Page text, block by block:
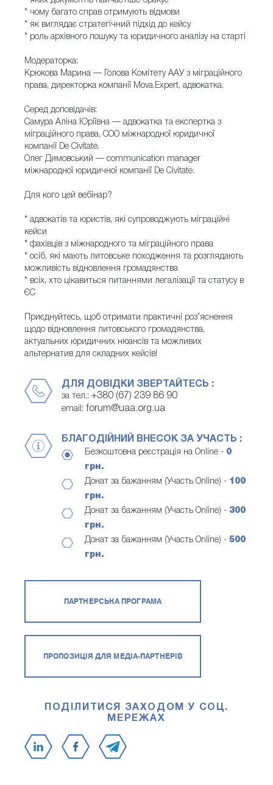
* чому багато справ отримують відмови
* як виглядає стратегічний підхід до кейсу
* роль архівного пошуку та юридичного аналізу на старті
Модераторка:
Крюкова Марина — Голова Комітету ААУ з міграційного
права, директорка компанії Mova.Expert, адвокатка.
Серед доповідачів:
Самура Аліна Юріївна — адвокатка та експертка з
міграційного права, COO міжнародної юридичної
компанії De Civitate.
Олег Димовський — communication manager
міжнародної юридичної компанії De Civitate.
Для кого цей вебінар?
* адвокатів та юристів, які супроводжують міграційні
кейси
* фахівців з міжнародного та міграційного права
* осіб, які мають литовське походження та розглядають
можливість відновлення громадянства
* всіх, хто цікавиться питаннями легалізації та статусу в
ЄС
Приєднуйтесь, щоб отримати практичні роз’яснення
щодо відновлення литовського громадянства,
актуальних юридичних нюансів та можливих
альтернатив для складних кейсів!
ДЛЯ ДОВІДКИ ЗВЕРТАЙТЕСЬ :
за тел.: +380 (67) 239 86 90
email: forum@uaa.org.ua
БЛАГОДІЙНИЙ ВНЕСОК ЗА УЧАСТЬ :
Безкоштовна реєстрація на Online - 0
грн.
Донат за бажанням (Участь Online) - 100
грн.
Донат за бажанням (Участь Online) - 300
грн.
Донат за бажанням (Участь Online) - 500
грн.
ПАРТНЕРСЬКА ПРОГРАМА
ПРОПОЗИЦІЯ ДЛЯ МЕДІА-ПАРТНЕРІВ
ПОДІЛИТИСЯ ЗАХОДОМ У СОЦ.
МЕРЕЖАХ